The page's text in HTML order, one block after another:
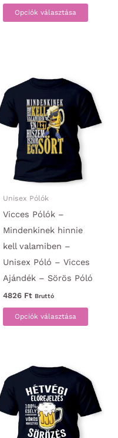
Opciók választása
Ennek
a
van.
Unisex Pólók
Vicces Pólók –
Mindenkinek hinnie
kell valamiben –
Unisex Póló – Vicces
Ajándék – Sörös Póló
4826 Ft Bruttó
Opciók választása
Ennek
a
van.
A